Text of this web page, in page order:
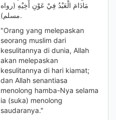
مَادَامَ الْعَبْدُ فِيْ عَوْنِ أَخِيْهِ (رواه
مسلم).
"Orang yang melepaskan
seorang muslim dari
kesulitannya di dunia, Allah
akan melepaskan
kesulitannya di hari kiamat;
dan Allah senantiasa
menolong hamba-Nya selama
ia (suka) menolong
saudaranya."